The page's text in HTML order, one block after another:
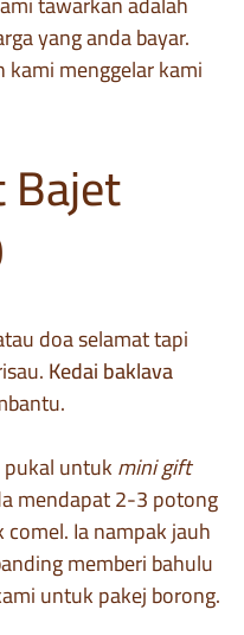
yang anda bayar.
kami menggelar kami
Bajet
doa selamat tapi
Kedai baklava
untukmini gift
mendapat 2-3 potong
Ia nampak jauh
memberi bahulu
untuk pakej borong.